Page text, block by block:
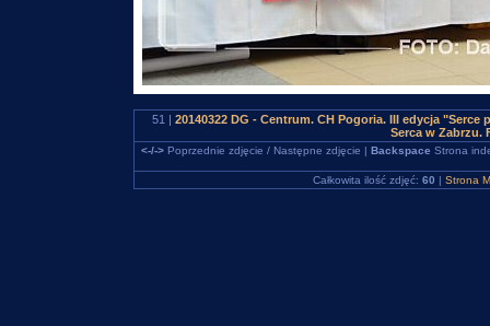
51 | 20140322 DG - Centrum. CH Pogoria. III edycja
Serca w Zabrzu.
<-/->Poprzednie zdjęcie / Następne zdjęcie | Backspace Strona
Całkowita ilość zdjęć: 60 | Strona